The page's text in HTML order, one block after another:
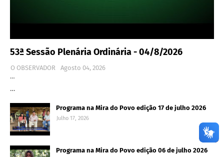
53ª Sessão Plenária Ordinária - 04/8/2026
O OBSERVADOR
Agosto 04, 2026
…
…
Programa na Mira do Povo edição 17 de julho 2026
Julho 17, 2026
Programa na Mira do Povo edição 06 de julho 2026